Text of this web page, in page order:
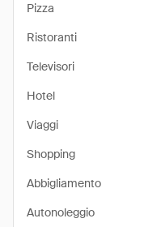
Pizza
Ristoranti
Televisori
Hotel
Viaggi
Shopping
Abbigliamento
Autonoleggio